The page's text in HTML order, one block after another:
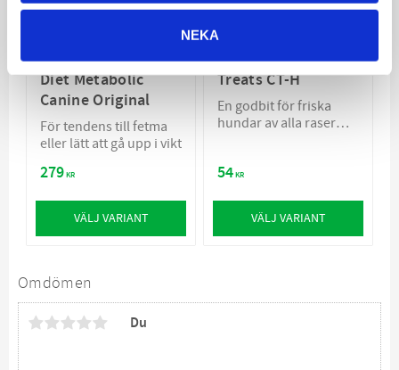
NEKA
Omdömen
Du
Hill´s Prescription
Diet Metabolic
Canine Original
För tendens till fetma
eller lätt att gå upp i vikt
279KR
VÄLJ VARIANT
Specific Healthy
Treats CT-H
En godbit för friska
hundar av alla raser
54KR
VÄLJ VARIANT